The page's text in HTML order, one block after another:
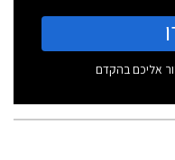
אליכם בהקדם